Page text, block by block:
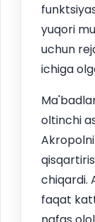
yuqori
uchun
ichiga
oltinchi
chiqardi.
faqat